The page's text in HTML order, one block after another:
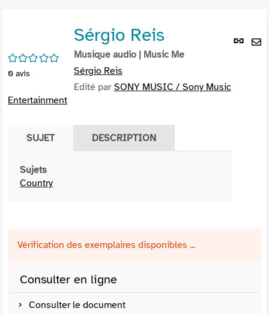
Lien
/5
0 avis
Sérgio Reis
Musique audio | Music Me
Sérgio Reis
Edité par SONY MUSIC / Sony Music
Entertainment
SUJET DESCRIPTION
Sujets
Country
Vérification des exemplaires disponibles ...
Consulter en ligne
Consulter le document